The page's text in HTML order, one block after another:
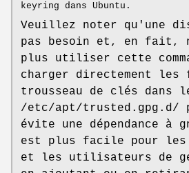
keyring dans Ubuntu.
Veuillez noter qu'une
pas besoin et, en fait,
plus utiliser cette
charger directement
trousseau de clés dans
/etc/apt/trusted.gpg.d/
évite une dépendance à
est plus facile pour les
et les utilisateurs de